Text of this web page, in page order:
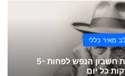
מאיר כללי
כל אדם חייב לעשות חשבון הנפש לפחות 5-